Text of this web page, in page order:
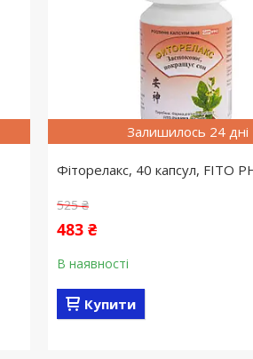
Залишилось 24 дні
Фіторелакс, 40 капсул, FITO
525 ₴
483 ₴
В наявності
Купити